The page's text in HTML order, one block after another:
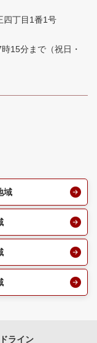
丁目1番1号
15分まで （祝日・
域
ライン